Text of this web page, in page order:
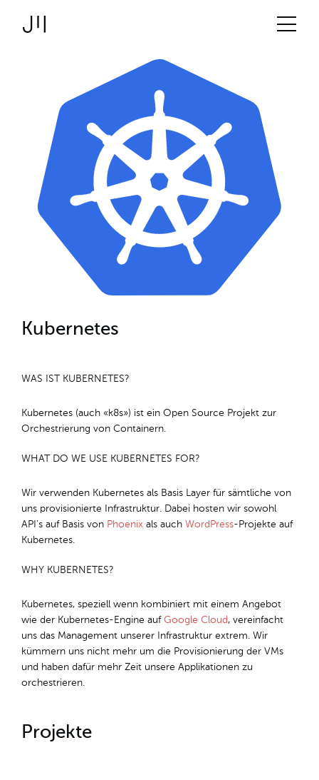
Link zur Startseite
Projekte
Technologien
Über uns
Logbuch
JOSHMARTIN
> Kubernetes
Kubernetes
WAS IST KUBERNETES?
Kubernetes (auch «k8s») ist ein Open Source Projekt zur
Orchestrierung von Containern.
WHAT DO WE USE KUBERNETES FOR?
Wir verwenden Kubernetes als Basis Layer für sämtliche von
uns provisionierte Infrastruktur. Dabei hosten wir sowohl
API’s auf Basis von Phoenixals auch WordPress-Projekte auf
Kubernetes.
WHY KUBERNETES?
Kubernetes, speziell wenn kombiniert mit einem Angebot
wie der Kubernetes-Engine auf Google Cloud, vereinfacht
uns das Management unserer Infrastruktur extrem. Wir
kümmern uns nicht mehr um die Provisionierung der VMs
und haben dafür mehr Zeit unsere Applikationen zu
orchestrieren.
Projekte